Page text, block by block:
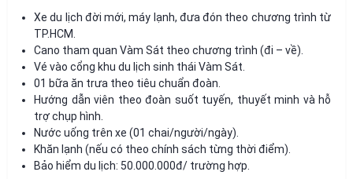
Xe du lịch đời mới, máy lạnh, đưa đón theo chương trình từ
TP.HCM.
Cano tham quan Vàm Sát theo chương trình (đi – về).
Vé vào cổng khu du lịch sinh thái Vàm Sát.
01 bữa ăn trưa theo tiêu chuẩn đoàn.
Hướng dẫn viên theo đoàn suốt tuyến, thuyết minh và hỗ
trợ chụp hình.
Nước uống trên xe (01 chai/người/ngày).
Khăn lạnh (nếu có theo chính sách từng thời điểm).
Bảo hiểm du lịch: 50.000.000đ/ trường hợp.